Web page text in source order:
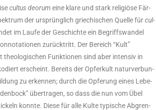
cul­tus deorum eine kla­re und stark reli­giö­se Fär­
der ursprüng­lich grie­chi­schen Quel­le fürcul­
im Lau­fe der Geschich­te ein Begriffs­wan­del
zurück­tritt. Der Bereich “Kult”
Funk­tio­nen sind aber inten­siv in
erscheint. Bereits der Opfer­kult natur­ver­bun­
zu erken­nen; durch die Opfe­rung eines Lebe­
über­tra­gen, so dass die nun vom Übel
konn­te. Die­se für alle Kul­te typi­sche Abgren­